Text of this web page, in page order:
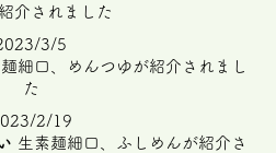
介されました
3/5
細口、めんつゆが紹介されまし
た
2/19
生素麺細口、ふしめんが紹介さ